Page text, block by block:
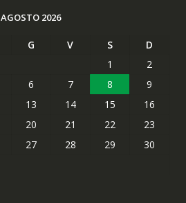
AGOSTO 2026
G V S
D
1
2
6 7 8
9
13 14 15
16
20 21 22
23
27 28 29
30